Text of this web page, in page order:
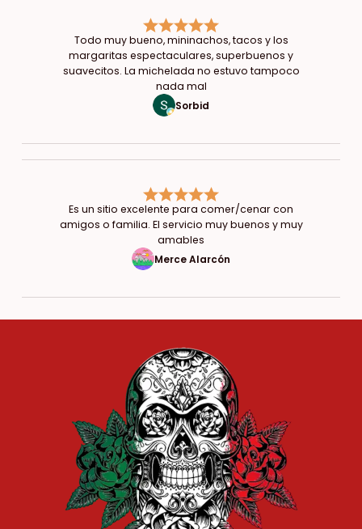
Todo muy bueno, mininachos, tacos y los
margaritas espectaculares, superbuenos y
suavecitos. La michelada no estuvo tampoco
nada mal
Sorbid
Es un sitio excelente para comer/cenar con
amigos o familia. El servicio muy buenos y muy
amables
Merce Alarcón